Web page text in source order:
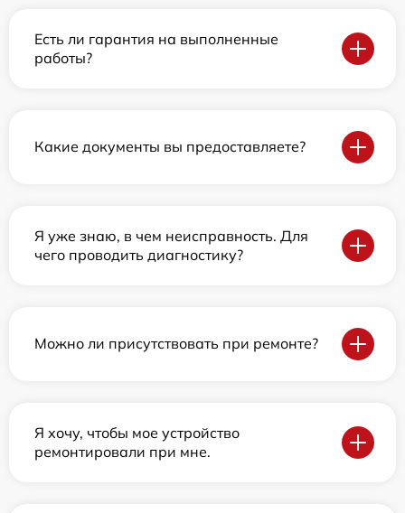
Есть ли гарантия на выполненные
работы?
Какие документы вы предоставляете?
Я уже знаю, в чем неисправность. Для
чего проводить диагностику?
Можно ли присутствовать при ремонте?
Я хочу, чтобы мое устройство
ремонтировали при мне.